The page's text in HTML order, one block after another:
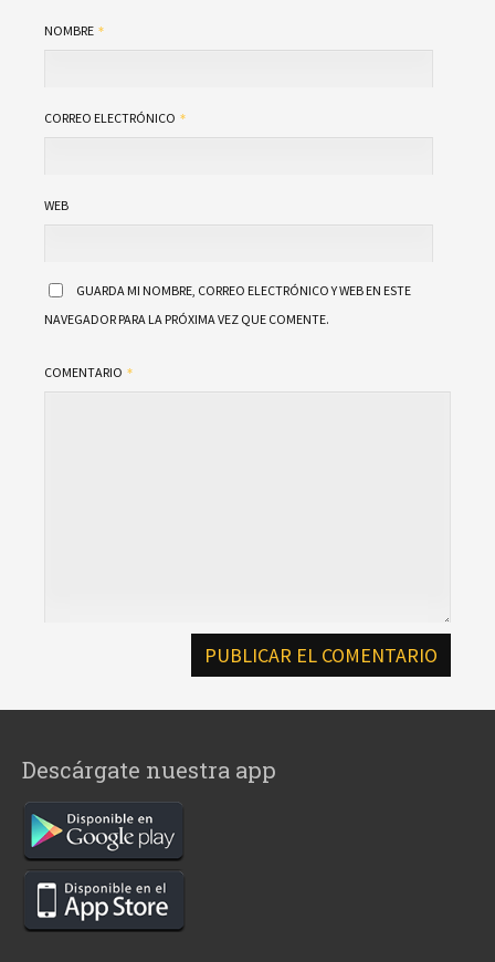
NOMBRE
CORREO ELECTRÓNICO
WEB
GUARDA MI NOMBRE, CORREO ELECTRÓNICO Y WEB EN ESTE
NAVEGADOR PARA LA PRÓXIMA VEZ QUE COMENTE.
COMENTARIO
Descárgate nuestra app